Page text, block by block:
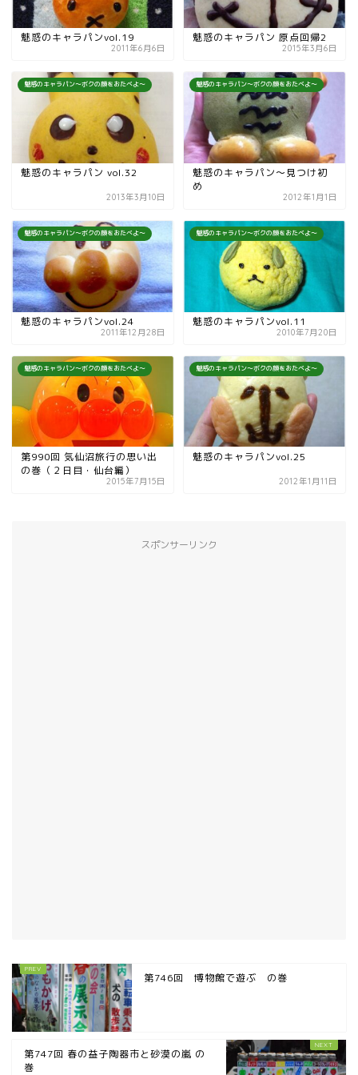
魅惑のキャラパンvol.19
2011年6月6日
魅惑のキャラパン 原点回帰2
2015年3月6日
魅惑のキャラパン～ボクの顔をおたべよ～
魅惑のキャラパン vol.32
2013年3月10日
魅惑のキャラパン～ボクの顔をおたべよ～
魅惑のキャラパン～見つけ初
め
2012年1月1日
魅惑のキャラパン～ボクの顔をおたべよ～
魅惑のキャラパンvol.24
2011年12月28日
魅惑のキャラパン～ボクの顔をおたべよ～
魅惑のキャラパンvol.11
2010年7月20日
魅惑のキャラパン～ボクの顔をおたべよ～
第990回 気仙沼旅行の思い出
の巻（２日目・仙台編）
2015年7月15日
魅惑のキャラパン～ボクの顔をおたべよ～
魅惑のキャラパンvol.25
2012年1月11日
スポンサーリンク
第746回 博物館で遊ぶ の巻
第747回 春の益子陶器市と砂漠の嵐 の
巻